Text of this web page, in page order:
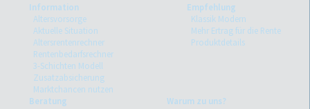
Information
Altersvorsorge
Aktuelle Situation
Altersrentenrechner
Rentenbedarfsrechner
3-Schichten Modell
Zusatzabsicherung
Marktchancen nutzen
Empfehlung
Klassik Modern
Mehr Ertrag für die Rente
Produktdetails
Beratung
Warum zu uns?